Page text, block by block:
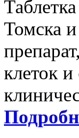
Томска
клеток